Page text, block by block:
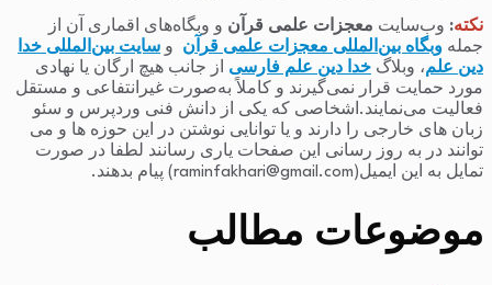
نکته: وب‌سایت معجزات علمی قرآن و وبگاه‌های اقماری آن از
جمله وبگاه بین‌المللی معجزات علمی قرآن و سایت بین‌المللی خدا
دین علم، وبلاگ خدا دین علم فارسی از جانب هیچ ارگان یا نهادی
مورد حمایت قرار نمی‌گیرند و کاملاً به‌صورت غیرانتفاعی و مستقل
فعالیت می‌نمایند.اشخاصی که یکی از دانش فنی وردپرس و سئو
زبان های خارجی را دارند و یا توانایی نوشتن در این حوزه ها و می
توانند در به روز رسانی این صفحات یاری رسانند لطفا در صورت
تمایل به این ایمیل(raminfakhari@gmail.com) پیام بدهند.
موضوعات مطالب